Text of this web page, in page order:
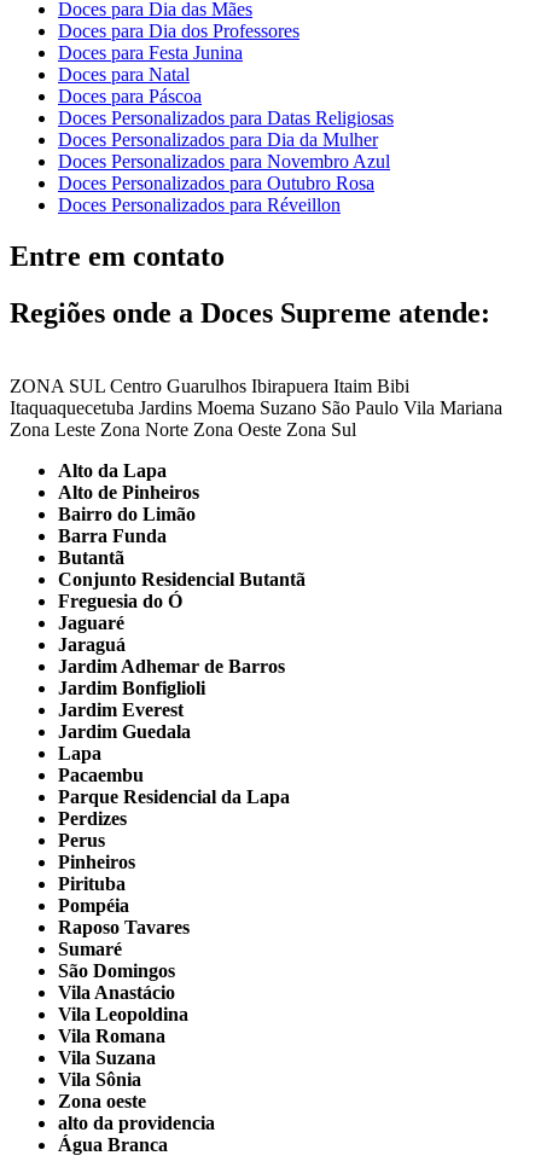
Doces para Dia das Mães
Doces para Dia dos Professores
Doces para Festa Junina
Doces para Natal
Doces para Páscoa
Doces Personalizados para Datas Religiosas
Doces Personalizados para Dia da Mulher
Doces Personalizados para Novembro Azul
Doces Personalizados para Outubro Rosa
Doces Personalizados para Réveillon
Entre em contato
Regiões onde a Doces Supreme atende:
ZONA SUL Centro Guarulhos Ibirapuera Itaim Bibi
Itaquaquecetuba Jardins Moema Suzano São Paulo Vila Mariana
Zona Leste Zona Norte Zona Oeste Zona Sul
Alto da Lapa
Alto de Pinheiros
Bairro do Limão
Barra Funda
Butantã
Conjunto Residencial Butantã
Freguesia do Ó
Jaguaré
Jaraguá
Jardim Adhemar de Barros
Jardim Bonfiglioli
Jardim Everest
Jardim Guedala
Lapa
Pacaembu
Parque Residencial da Lapa
Perdizes
Perus
Pinheiros
Pirituba
Pompéia
Raposo Tavares
Sumaré
São Domingos
Vila Anastácio
Vila Leopoldina
Vila Romana
Vila Suzana
Vila Sônia
Zona oeste
alto da providencia
Água Branca